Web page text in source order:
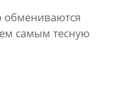
обмениваются
самым тесную